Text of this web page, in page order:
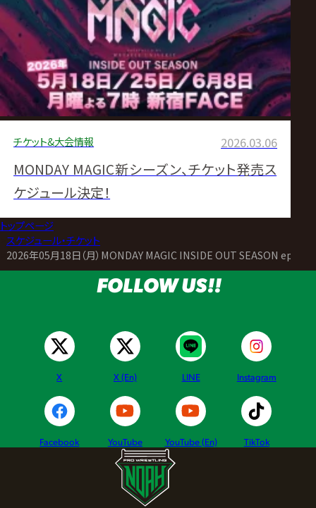
チケット&大会情報 2026.03.06
MONDAY MAGIC新シーズン、チケット発売ス
ケジュール決定！
トップページ
スケジュール・チケット
2026年05月18日（月）MONDAY MAGIC INSIDE OUT SEASON ep1
FOLLOW US!!
X X (En) LINE Instagram
Facebook YouTube YouTube (En) TikTok